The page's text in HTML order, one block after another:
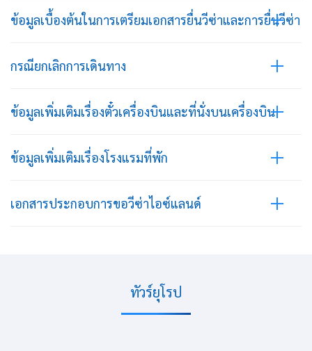
ข้อมูลเบื้องต้นในการเตรียมเอกสารยื่นวีซ่าและการยื่นวีซ่า
กรณียกเลิกการเดินทาง
ข้อมูลเพิ่มเติมเรื่องตั๋วเครื่องบินและที่นั่งบนเครื่องบิน
ข้อมูลเพิ่มเติมเรื่องโรงแรมที่พัก
เอกสารประกอบการขอวีซ่าไอซ์แลนด์
ทัวร์ยุโรป